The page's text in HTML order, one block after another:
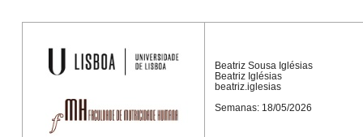
Beatriz Sousa Iglésias
Beatriz Iglésias
beatriz.iglesias
Semanas: 18/05/2026